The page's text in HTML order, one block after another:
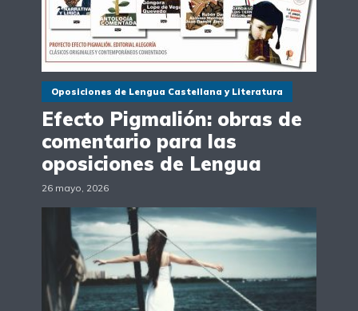
Oposiciones de Lengua Castellana y Literatura
Efecto Pigmalión: obras de
comentario para las
oposiciones de Lengua
26 mayo, 2026